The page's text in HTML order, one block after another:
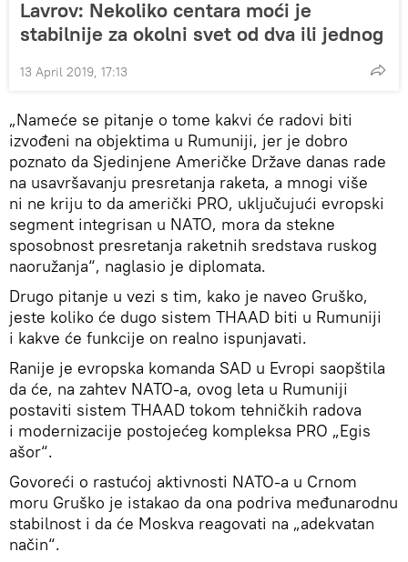
Lavrov: Nekoliko centara moći je
stabilnije za okolni svet od dva ili jednog
13 April 2019, 17:13
„Nameće se pitanje o tome kakvi će radovi biti
izvođeni na objektima u Rumuniji, jer je dobro
poznato da Sjedinjene Američke Države danas rade
na usavršavanju presretanja raketa, a mnogi više
ni ne kriju to da američki PRO, uključujući evropski
segment integrisan u NATO, mora da stekne
sposobnost presretanja raketnih sredstava ruskog
naoružanja“, naglasio je diplomata.
Drugo pitanje u vezi s tim, kako je naveo Gruško,
jeste koliko će dugo sistem THAAD biti u Rumuniji
i kakve će funkcije on realno ispunjavati.
Ranije je evropska komanda SAD u Evropi saopštila
da će, na zahtev NATO-a, ovog leta u Rumuniji
postaviti sistem THAAD tokom tehničkih radova
i modernizacije postojećeg kompleksa PRO „Egis
ašor“.
Govoreći o rastućoj aktivnosti NATO-a u Crnom
moru Gruško je istakao da ona podriva međunarodnu
stabilnost i da će Moskva reagovati na „adekvatan
način“.